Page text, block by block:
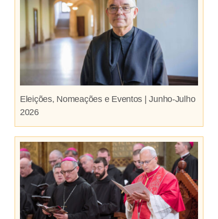
Eleições, Nomeações e Eventos | Junho-Julho
2026